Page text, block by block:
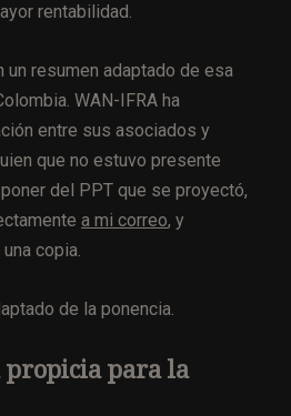
rentabilidad.
un resumen adaptado de esa
WAN-IFRA ha
entre sus asociados y
que no estuvo presente
del PPT que se proyectó,
a mi correo, y
copia.
de la ponencia.
para la